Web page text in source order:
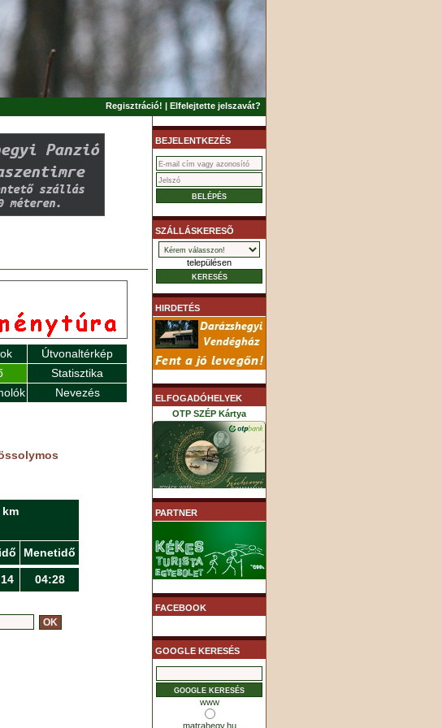
Regisztráció! | Elfelejtette jelszavát?
Útvonaltérkép
Statisztika
Nevezés
km
Menetidő
04:28
BEJELENTKEZÉS
SZÁLLÁSKERESÕ
településen
HIRDETÉS
ELFOGADÓHELYEK
OTP SZÉP Kártya
K&H SZÉP Kártya
PARTNER
FACEBOOK
GOOGLE KERESÉS
www
matrahegy.hu